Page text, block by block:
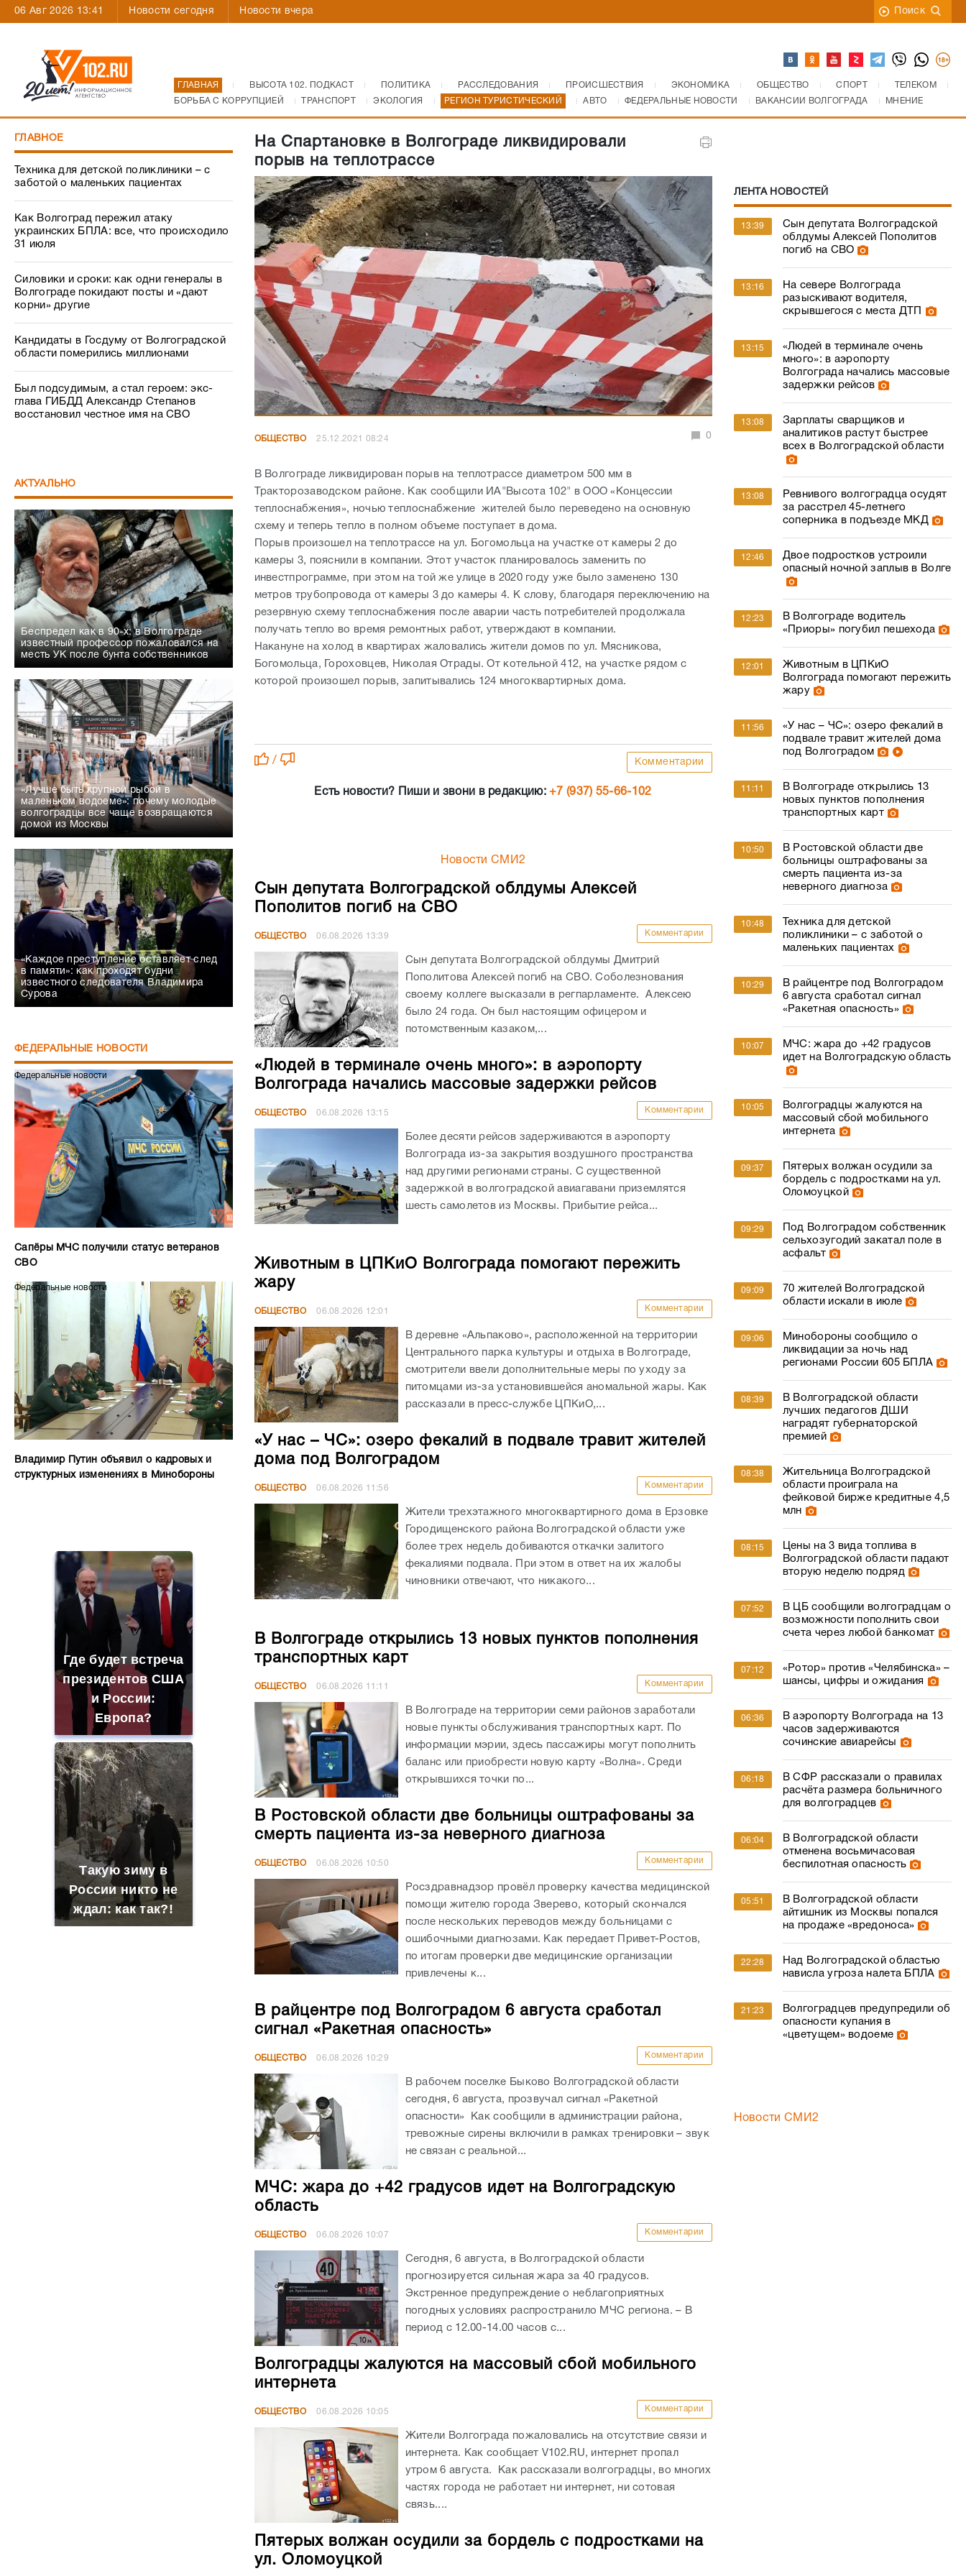
06 Авг 2026 13:41 Новости сегодня Новости вчера Поиск
ГЛАВНАЯ ВЫСОТА 102. ПОДКАСТ ПОЛИТИКА РАССЛЕДОВАНИЯ ПРОИСШЕСТВИЯ ЭКОНОМИКА ОБЩЕСТВО СПОРТ
ТЕЛЕКОМ
БОРЬБА С КОРРУПЦИЕЙ
ТРАНСПОРТ ЭКОЛОГИЯ РЕГИОН ТУРИСТИЧЕСКИЙ АВТО ФЕДЕРАЛЬНЫЕ НОВОСТИ ВАКАНСИИ ВОЛГОГРАДА МНЕНИЕ
ГЛАВНОЕ
Техника для детской поликлиники – с
заботой о маленьких пациентах
Как Волгоград пережил атаку
украинских БПЛА: все, что происходило
31 июля
Силовики и сроки: как одни генералы в
Волгограде покидают посты и «дают
корни» другие
Кандидаты в Госдуму от Волгоградской
области померились миллионами
Был подсудимым, а стал героем: экс-
глава ГИБДД Александр Степанов
восстановил честное имя на СВО
АКТУАЛЬНО
Беспредел как в 90-х: в Волгограде
известный профессор пожаловался на
месть УК после бунта собственников
«Лучше быть крупной рыбой в
маленьком водоеме»: почему молодые
волгоградцы все чаще возвращаются
домой из Москвы
«Каждое преступление оставляет след
в памяти»: как проходят будни
известного следователя Владимира
Сурова
ФЕДЕРАЛЬНЫЕ НОВОСТИ
Федеральные новости
Сапёры МЧС получили статус ветеранов
СВО
Федеральные новости
Владимир Путин объявил о кадровых и
структурных изменениях в Минобороны
Где будет встреча
президентов США
и России:
Европа?
Такую зиму в
России никто не
ждал: как так?!
На Спартановке в Волгограде ликвидировали
порыв на теплотрассе
ОБЩЕСТВО 25.12.2021 08:24 0
В Волгограде ликвидирован порыв на теплотрассе диаметром 500 мм в
Тракторозаводском районе. Как сообщили ИА"Высота 102" в ООО «Концессии
теплоснабжения», ночью теплоснабжение жителей было переведено на основную
схему и теперь тепло в полном объеме поступает в дома.
Порыв произошел на теплотрассе на ул. Богомольца на участке от камеры 2 до
камеры 3, пояснили в компании. Этот участок планировалось заменить по
инвестпрограмме, при этом на той же улице в 2020 году уже было заменено 130
метров трубопровода от камеры 3 до камеры 4. К слову, благодаря переключению на
резервную схему теплоснабжения после аварии часть потребителей продолжала
получать тепло во время ремонтных работ, утверждают в компании.
Накануне на холод в квартирах жаловались жители домов по ул. Мясникова,
Богомольца, Гороховцев, Николая Отрады. От котельной 412, на участке рядом с
которой произошел порыв, запитывались 124 многоквартирных дома.
/ Комментарии
Есть новости? Пиши и звони в редакцию:+7 (937) 55-66-102
Новости СМИ2
Сын депутата Волгоградской облдумы Алексей
Пополитов погиб на СВО
ОБЩЕСТВО 06.08.2026 13:39 Комментарии
Сын депутата Волгоградской облдумы Дмитрий
Пополитова Алексей погиб на СВО. Соболезнования
своему коллеге высказали в регпарламенте. Алексею
было 24 года. Он был настоящим офицером и
потомственным казаком,...
«Людей в терминале очень много»: в аэропорту
Волгограда начались массовые задержки рейсов
ОБЩЕСТВО 06.08.2026 13:15 Комментарии
Более десяти рейсов задерживаются в аэропорту
Волгограда из-за закрытия воздушного пространства
над другими регионами страны. С существенной
задержкой в волгоградской авиагавани приземлятся
шесть самолетов из Москвы. Прибытие рейса...
Животным в ЦПКиО Волгограда помогают пережить
жару
ОБЩЕСТВО 06.08.2026 12:01 Комментарии
В деревне «Альпаково», расположенной на территории
Центрального парка культуры и отдыха в Волгограде,
смотрители ввели дополнительные меры по уходу за
питомцами из-за установившейся аномальной жары. Как
рассказали в пресс-службе ЦПКиО,...
«У нас – ЧС»: озеро фекалий в подвале травит жителей
дома под Волгоградом
ОБЩЕСТВО 06.08.2026 11:56 Комментарии
Жители трехэтажного многоквартирного дома в Ерзовке
Городищенского района Волгоградской области уже
более трех недель добиваются откачки залитого
фекалиями подвала. При этом в ответ на их жалобы
чиновники отвечают, что никакого...
В Волгограде открылись 13 новых пунктов пополнения
транспортных карт
ОБЩЕСТВО 06.08.2026 11:11 Комментарии
В Волгограде на территории семи районов заработали
новые пункты обслуживания транспортных карт. По
информации мэрии, здесь пассажиры могут пополнить
баланс или приобрести новую карту «Волна». Среди
открывшихся точки по...
В Ростовской области две больницы оштрафованы за
смерть пациента из-за неверного диагноза
ОБЩЕСТВО 06.08.2026 10:50 Комментарии
Росздравнадзор провёл проверку качества медицинской
помощи жителю города Зверево, который скончался
после нескольких переводов между больницами с
ошибочными диагнозами. Как передает Привет-Ростов,
по итогам проверки две медицинские организации
привлечены к...
В райцентре под Волгоградом 6 августа сработал
сигнал «Ракетная опасность»
ОБЩЕСТВО 06.08.2026 10:29 Комментарии
В рабочем поселке Быково Волгоградской области
сегодня, 6 августа, прозвучал сигнал «Ракетной
опасности» Как сообщили в администрации района,
тревожные сирены включили в рамках тренировки – звук
не связан с реальной...
МЧС: жара до +42 градусов идет на Волгоградскую
область
ОБЩЕСТВО 06.08.2026 10:07 Комментарии
Сегодня, 6 августа, в Волгоградской области
прогнозируется сильная жара за 40 градусов.
Экстренное предупреждение о неблагоприятных
погодных условиях распространило МЧС региона. – В
период с 12.00-14.00 часов с...
Волгоградцы жалуются на массовый сбой мобильного
интернета
ОБЩЕСТВО 06.08.2026 10:05 Комментарии
Жители Волгограда пожаловались на отсутствие связи и
интернета. Как сообщает V102.RU, интернет пропал
утром 6 августа. Как рассказали волгоградцы, во многих
частях города не работает ни интернет, ни сотовая
связь....
Пятерых волжан осудили за бордель с подростками на
ул. Оломоуцкой
ЛЕНТА НОВОСТЕЙ
13:39
Сын депутата Волгоградской
облдумы Алексей Пополитов
погиб на СВО
13:16
На севере Волгограда
разыскивают водителя,
скрывшегося с места ДТП
13:15
«Людей в терминале очень
много»: в аэропорту
Волгограда начались массовые
задержки рейсов
13:08
Зарплаты сварщиков и
аналитиков растут быстрее
всех в Волгоградской области
13:08
Ревнивого волгоградца осудят
за расстрел 45-летнего
соперника в подъезде МКД
12:46
Двое подростков устроили
опасный ночной заплыв в Волге
12:23
В Волгограде водитель
«Приоры» погубил пешехода
12:01
Животным в ЦПКиО
Волгограда помогают пережить
жару
11:56
«У нас – ЧС»: озеро фекалий в
подвале травит жителей дома
под Волгоградом
11:11
В Волгограде открылись 13
новых пунктов пополнения
транспортных карт
10:50
В Ростовской области две
больницы оштрафованы за
смерть пациента из-за
неверного диагноза
10:48
Техника для детской
поликлиники – с заботой о
маленьких пациентах
10:29
В райцентре под Волгоградом
6 августа сработал сигнал
«Ракетная опасность»
10:07
МЧС: жара до +42 градусов
идет на Волгоградскую область
10:05
Волгоградцы жалуются на
массовый сбой мобильного
интернета
09:37
Пятерых волжан осудили за
бордель с подростками на ул.
Оломоуцкой
09:29
Под Волгоградом собственник
сельхозугодий закатал поле в
асфальт
09:09
70 жителей Волгоградской
области искали в июле
09:06
Минобороны сообщило о
ликвидации за ночь над
регионами России 605 БПЛА
08:39
В Волгоградской области
лучших педагогов ДШИ
наградят губернаторской
премией
08:38
Жительница Волгоградской
области проиграла на
фейковой бирже кредитные 4,5
млн
08:15
Цены на 3 вида топлива в
Волгоградской области падают
вторую неделю подряд
07:52
В ЦБ сообщили волгоградцам о
возможности пополнить свои
счета через любой банкомат
07:12
«Ротор» против «Челябинска» –
шансы, цифры и ожидания
06:36
В аэропорту Волгограда на 13
часов задерживаются
сочинские авиарейсы
06:18
В СФР рассказали о правилах
расчёта размера больничного
для волгоградцев
06:04
В Волгоградской области
отменена восьмичасовая
беспилотная опасность
05:51
В Волгоградской области
айтишник из Москвы попался
на продаже «вредоноса»
22:28
Над Волгоградской областью
нависла угроза налета БПЛА
21:23
Волгоградцев предупредили об
опасности купания в
«цветущем» водоеме
Новости СМИ2